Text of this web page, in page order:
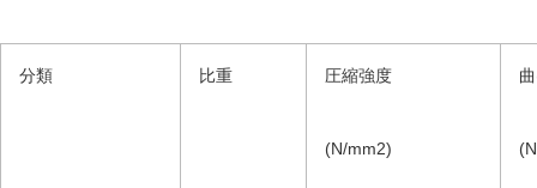
分類 比重 圧縮強度
(N/mm2)